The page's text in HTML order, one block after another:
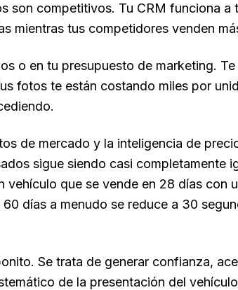
son competitivos. Tu CRM funciona a
mientras tus competidores venden
o en tu presupuesto de marketing.
fotos te están costando miles por
de mercado y la inteligencia de
sigue siendo casi completamente
vehículo que se vende en 28 días con
días a menudo se reduce a 30
Se trata de generar confianza,
de la presentación del